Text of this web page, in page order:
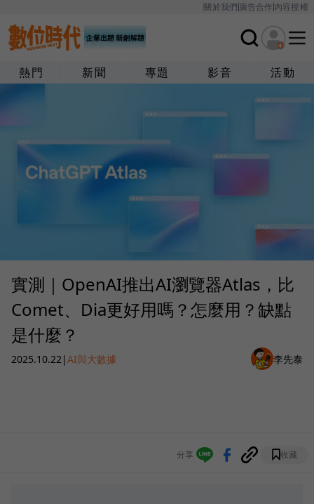
關於我們廣告合作內容授權
熱門 新聞 專題 影音 活動
實測｜OpenAI推出AI瀏覽器Atlas，比
Comet、Dia更好用嗎？怎麼用？缺點
是什麼？
2025.10.22 |AI與大數據 李先泰
分享 收藏